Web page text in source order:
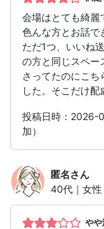
会場はとても綺麗
色んな方とお話で
ただ1つ、いいね
の方と同じスペー
さってたのにこち
した。そこだけ配
投稿日時：2026-
加）
匿名さん
40代｜女性
やや